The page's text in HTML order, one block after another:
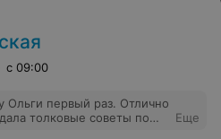
с 09:00
Ольги первый раз. Отлично
Еще